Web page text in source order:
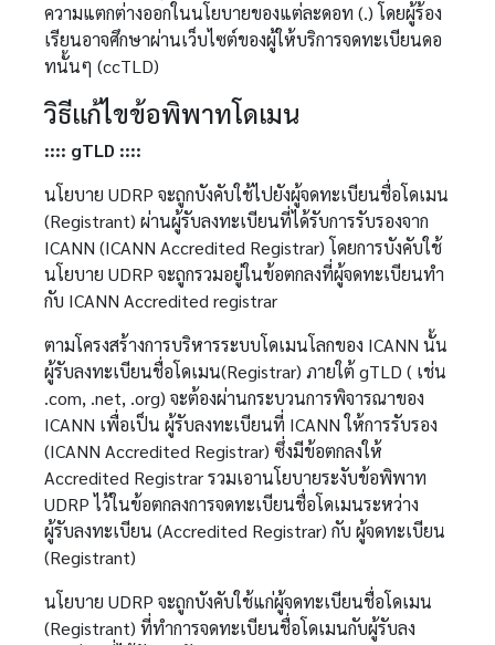
ความแตกต่างออกในนโยบายของแต่ละดอท (.) โดยผู้ร้อง
เรียนอาจศึกษาผ่านเว็บไซต์ของผู้ให้บริการจดทะเบียนดอ
ทนั้นๆ (ccTLD)
วิธีแก้ไขข้อพิพาทโดเมน
:::: gTLD ::::
นโยบาย UDRP จะถูกบังคับใช้ไปยังผู้จดทะเบียนชื่อโดเมน
(Registrant) ผ่านผู้รับลงทะเบียนที่ได้รับการรับรองจาก
ICANN (ICANN Accredited Registrar) โดยการบังคับใช้
นโยบาย UDRP จะถูกรวมอยู่ในข้อตกลงที่ผู้จดทะเบียนทำ
กับ ICANN Accredited registrar
ตามโครงสร้างการบริหารระบบโดเมนโลกของ ICANN นั้น
ผู้รับลงทะเบียนชื่อโดเมน(Registrar) ภายใต้ gTLD ( เช่น
.com, .net, .org) จะต้องผ่านกระบวนการพิจารณาของ
ICANN เพื่อเป็น ผู้รับลงทะเบียนที่ ICANN ให้การรับรอง
(ICANN Accredited Registrar) ซึ่งมีข้อตกลงให้
Accredited Registrar รวมเอานโยบายระงับข้อพิพาท
UDRP ไว้ในข้อตกลงการจดทะเบียนชื่อโดเมนระหว่าง
ผู้รับลงทะเบียน (Accredited Registrar) กับ ผู้จดทะเบียน
(Registrant)
นโยบาย UDRP จะถูกบังคับใช้แก่ผู้จดทะเบียนชื่อโดเมน
(Registrant) ที่ทำการจดทะเบียนชื่อโดเมนกับผู้รับลง